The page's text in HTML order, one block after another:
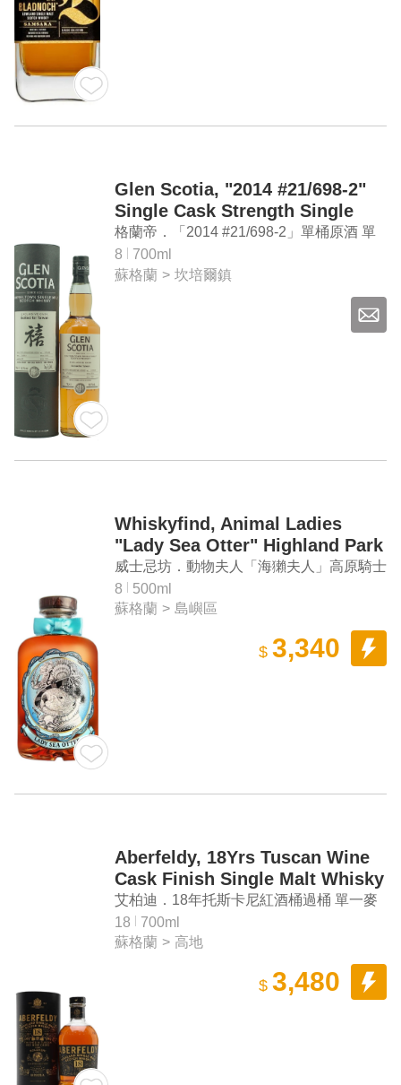
Glen Scotia, "2014 #21/698-2"
Single Cask Strength Single
Malt Whisky（禧）
格蘭帝．「2014 #21/698-2」單桶原酒 單
一麥芽威士忌（禧）
8
700ml
蘇格蘭 > 坎培爾鎮
Whiskyfind, Animal Ladies
"Lady Sea Otter" Highland Park
2014 8Yrs Single Malt Whisky
威士忌坊．動物夫人「海獺夫人」高原騎士
2014 8年單一麥芽威士忌
8
500ml
蘇格蘭 > 島嶼區
$ 3,340
Aberfeldy, 18Yrs Tuscan Wine
Cask Finish Single Malt Whisky
艾柏迪．18年托斯卡尼紅酒桶過桶 單一麥
芽威士忌
18
700ml
蘇格蘭 > 高地
$ 3,480